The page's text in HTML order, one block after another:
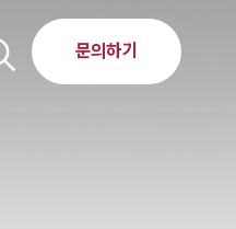
문의하기